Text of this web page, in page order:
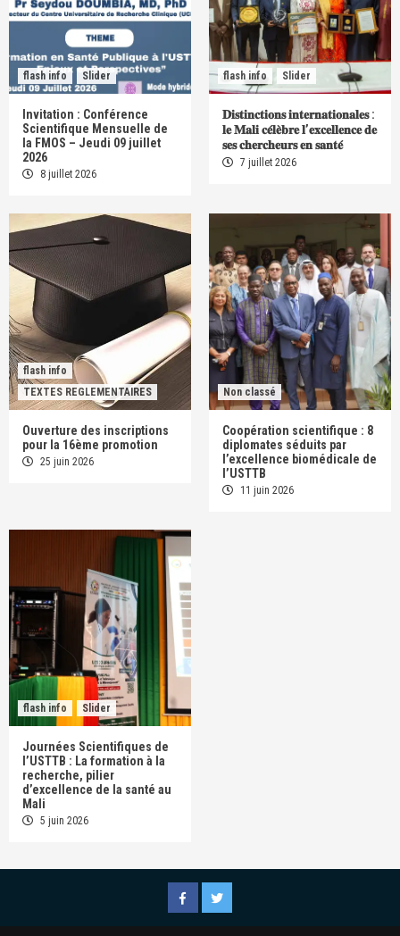
flash info Slider
Invitation : Conférence
Scientifique Mensuelle de
la FMOS – Jeudi 09 juillet
2026
8 juillet 2026
flash info Slider
𝐃𝐢𝐬𝐭𝐢𝐧𝐜𝐭𝐢𝐨𝐧𝐬 𝐢𝐧𝐭𝐞𝐫𝐧𝐚𝐭𝐢𝐨𝐧𝐚𝐥𝐞𝐬 :
𝐥𝐞 𝐌𝐚𝐥𝐢 𝐜𝐞́𝐥𝐞̀𝐛𝐫𝐞 𝐥’𝐞𝐱𝐜𝐞𝐥𝐥𝐞𝐧𝐜𝐞 𝐝𝐞
𝐬𝐞𝐬 𝐜𝐡𝐞𝐫𝐜𝐡𝐞𝐮𝐫𝐬 𝐞𝐧 𝐬𝐚𝐧𝐭𝐞́
7 juillet 2026
flash info
TEXTES REGLEMENTAIRES
Ouverture des inscriptions
pour la 16ème promotion
25 juin 2026
Non classé
Coopération scientifique : 8
diplomates séduits par
l’excellence biomédicale de
l’USTTB
11 juin 2026
flash info Slider
Journées Scientifiques de
l’USTTB : La formation à la
recherche, pilier
d’excellence de la santé au
Mali
5 juin 2026
FacebookTwitter